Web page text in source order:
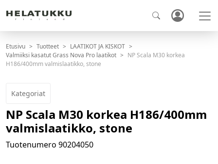
Etusivu Tuotteet
LAATIKOT JA KISKOT
Valmiiksi kasatut Grass Nova Pro laatikot
NP Scala M30 korkea
H186/400mm valmislaatikko, stone
Kategoriat
NP Scala M30 korkea H186/400mm
valmislaatikko, stone
Tuotenumero 90204050